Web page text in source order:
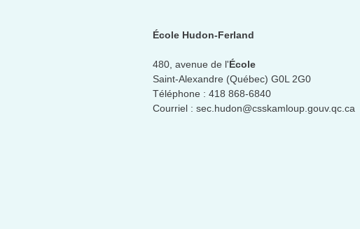
École Hudon-Ferland
480, avenue de l'École
Saint-Alexandre (Québec) G0L 2G0
Téléphone : 418 868-6840
Courriel : sec.hudon@csskamloup.gouv.qc.ca